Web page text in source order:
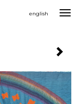
english